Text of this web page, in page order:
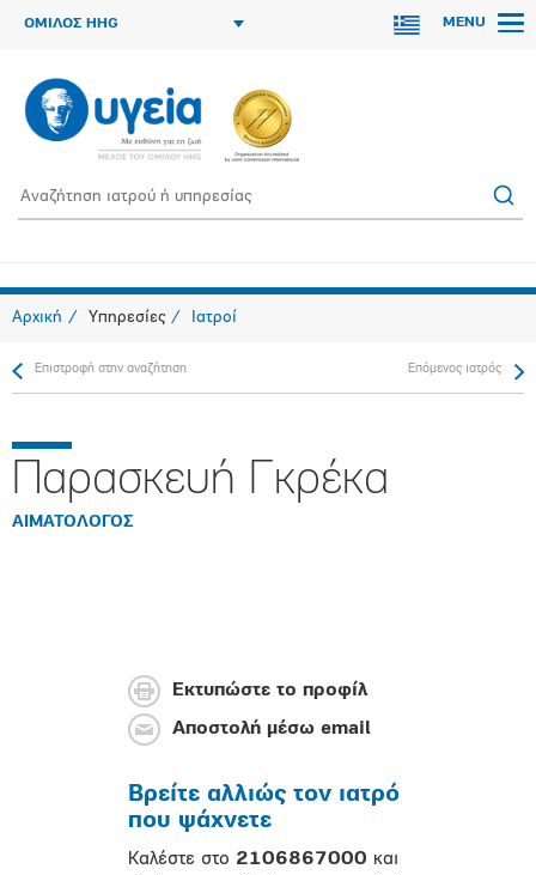
ΟΜΙΛΟΣ HHG MENU
Αρχική Υπηρεσίες Ιατροί
Επιστροφή στην αναζήτηση Επόμενος ιατρός
Παρασκευή Γκρέκα
ΑΙΜΑΤΟΛΟΓΟΣ
Εκτυπώστε το προφίλ
Αποστολή μέσω email
Βρείτε αλλιώς τον ιατρό
που ψάχνετε
Καλέστε στο 2106867000 και